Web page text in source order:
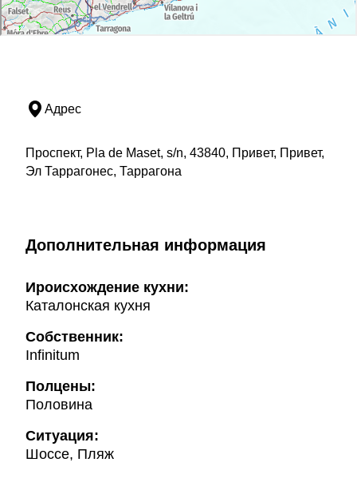
Адрес
Проспект, Pla de Maset, s/n, 43840, Привет, Привет,
Эл Таррагонес, Таррагона
Дополнительная информация
Ироисхождение кухни:
Каталонская кухня
Собственник:
Infinitum
Полцены:
Половина
Ситуация:
Шоссе, Пляж